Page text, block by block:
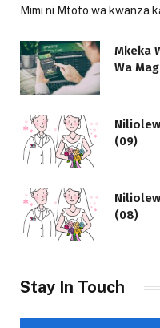
Mimi ni Mtoto wa kwanza
Mkeka
Wa
(09)
(08)
Stay In Touch